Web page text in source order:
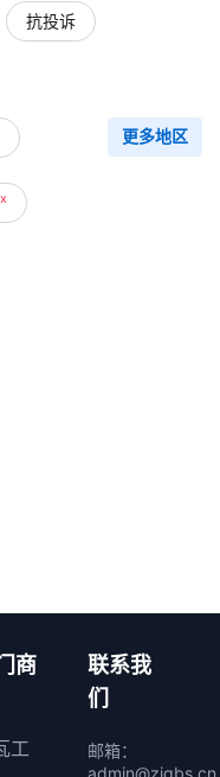
抗投诉
日本
更多地区
x
商
工
联系我
们
邮箱：
admin@zjqbs.cn